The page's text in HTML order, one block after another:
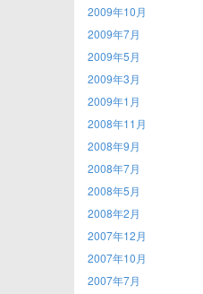
2009年10月
2009年7月
2009年5月
2009年3月
2009年1月
2008年11月
2008年9月
2008年7月
2008年5月
2008年2月
2007年12月
2007年10月
2007年7月